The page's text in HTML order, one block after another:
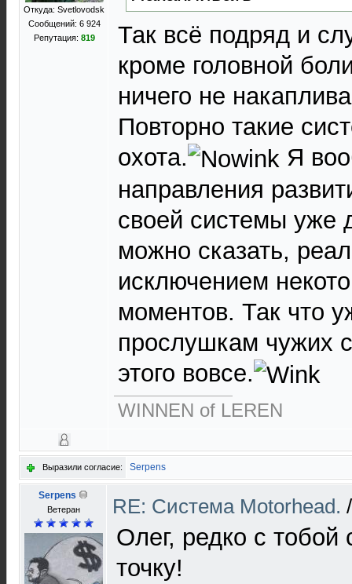
Откуда: Svetlovodsk
Сообщений: 6 924
Репутация: 819
Так всё подряд и
кроме головной
ничего не
Повторно такие
охота.
Я
направления
своей системы уже
можно сказать,
исключением
моментов. Так что
прослушкам чужих
этого вовсе.
WINNEN of LEREN
Выразили согласие: Serpens
Serpens
Ветеран RE: Cистема Motorhead.
Олег, редко с тобой
точку!